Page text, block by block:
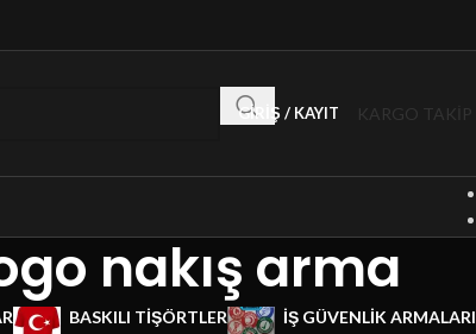
GIRIŞ / KAYIT KARGO TAKİP
nakış arma
BASKILI TIŞÖRTLER İŞ GÜVENLIK ARMALARI